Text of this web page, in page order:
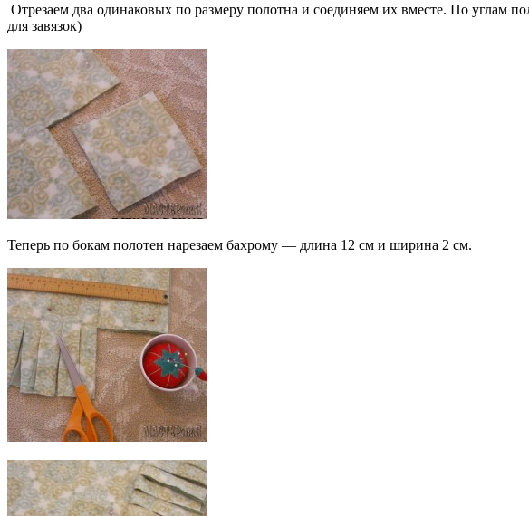
Отрезаем два одинаковых по размеру полотна и соединяем их вместе. По углам
для завязок)
Теперь по бокам полотен нарезаем бахрому — длина 12 см и ширина 2 см.